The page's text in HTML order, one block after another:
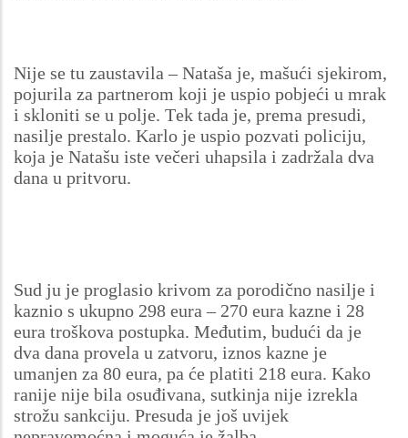
Nije se tu zaustavila – Nataša je, mašući sjekirom,
pojurila za partnerom koji je uspio pobjeći u mrak
i skloniti se u polje. Tek tada je, prema presudi,
nasilje prestalo. Karlo je uspio pozvati policiju,
koja je Natašu iste večeri uhapsila i zadržala dva
dana u pritvoru.
Sud ju je proglasio krivom za porodično nasilje i
kaznio s ukupno 298 eura – 270 eura kazne i 28
eura troškova postupka. Međutim, budući da je
dva dana provela u zatvoru, iznos kazne je
umanjen za 80 eura, pa će platiti 218 eura. Kako
ranije nije bila osuđivana, sutkinja nije izrekla
strožu sankciju. Presuda je još uvijek